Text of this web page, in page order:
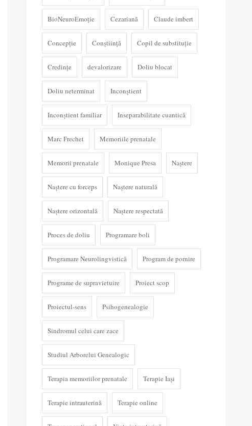
BioNeuroEmoție Cezariană Claude imbert
Concepție Conștiință Copil de substituție
Credințe devalorizare Doliu blocat
Doliu neterminat Inconștient
Inconștient familiar Inseparabilitate cuantică
Marc Frechet Memoriile prenatale
Memorii prenatale Monique Presa Naștere
Naștere cu forceps Naștere naturală
Naștere orizontală Naștere respectată
Proces de doliu Programare boli
Programare Neurolingvistică Program de pornire
Programe de supravietuire Proiect scop
Proiectul-sens Psihogenealogie
Sindromul celui care zace
Studiul Arborelui Genealogic
Terapia memoriilor prenatale Terapie Iași
Terapie intrauterină Terapie online